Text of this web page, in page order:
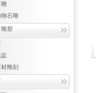
石雕
塑
雕刻